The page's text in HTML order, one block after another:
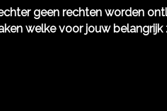
geen rechten worden
welke voor jouw belangrijk